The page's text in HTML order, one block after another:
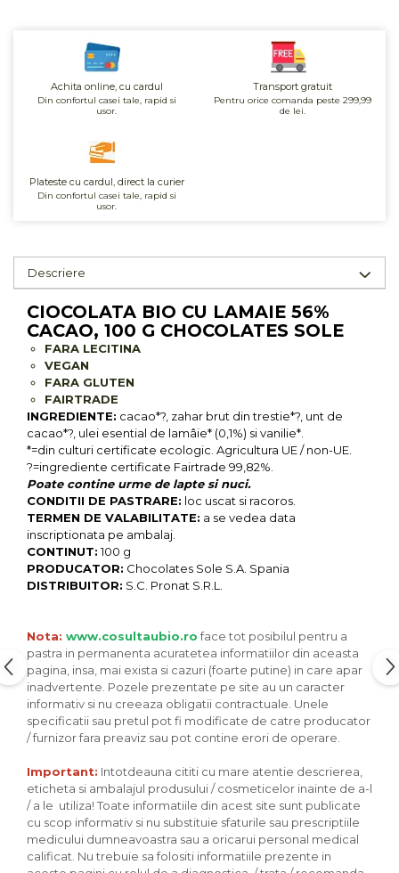
Sare si inlocuitori
Produse care inlocuiesc carnea
Unt, alternativa unt
Dulciuri
Creme
Bomboane, Caramele si Jeleuri
Biscuiti si napolitane
Inghetata
Zahar si indulcitori
Batoane
Dulciuri bio
Guma de mestecat bio
Snacksuri
Seminte, fructe uscate, samburi
Mixuri, condimente si mirodenii
Mixuri
Condimente
Mirodenii
Semipreparate
Specialitati si produse asiatice
Achita online, cu cardul
Din confortul casei tale, rapid si
usor.
Transport gratuit
Pentru orice comanda peste 299,99
de lei.
Plateste cu cardul, direct la curier
Din confortul casei tale, rapid si
usor.
Descriere
CIOCOLATA BIO CU LAMAIE 56%
CACAO, 100 G CHOCOLATES SOLE
FARA LECITINA
VEGAN
FARA GLUTEN
FAIRTRADE
INGREDIENTE: cacao*?, zahar brut din trestie*?, unt de
cacao*?, ulei esential de lamâie* (0,1%) si vanilie*.
*=din culturi certificate ecologic. Agricultura UE / non-UE.
?=ingrediente certificate Fairtrade 99,82%.
Poate contine urme de lapte si nuci.
CONDITII DE PASTRARE: loc uscat si racoros.
TERMEN DE VALABILITATE: a se vedea data
inscriptionata pe ambalaj.
CONTINUT:100 g
PRODUCATOR: Chocolates Sole S.A. Spania
DISTRIBUITOR: S.C. Pronat S.R.L.
Nota: www.cosultaubio.roface tot posibilul pentru a
pastra in permanenta acuratetea informatiilor din aceasta
pagina, insa, mai exista si cazuri (foarte putine) in care apar
inadvertente. Pozele prezentate pe site au un caracter
informativ si nu creeaza obligatii contractuale. Unele
specificatii sau pretul pot fi modificate de catre producator
/ furnizor fara preaviz sau pot contine erori de operare.
Important: Intotdeauna cititi cu mare atentie descrierea,
eticheta si ambalajul produsului / cosmeticelor inainte de a-l
/ a le utiliza! Toate informatiile din acest site sunt publicate
cu scop informativ si nu substituie sfaturile sau prescriptiile
medicului dumneavoastra sau a oricarui personal medical
calificat. Nu trebuie sa folositi informatiile prezente in